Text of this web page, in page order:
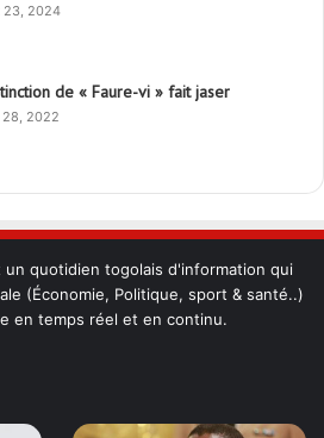
23, 2024
de « Faure-vi » fait jaser
2022
quotidien togolais d'information qui
(Économie, Politique, sport & santé..)
en temps réel et en continu.